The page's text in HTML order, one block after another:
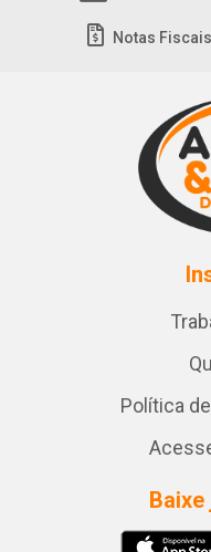
Notas Fiscais
Política